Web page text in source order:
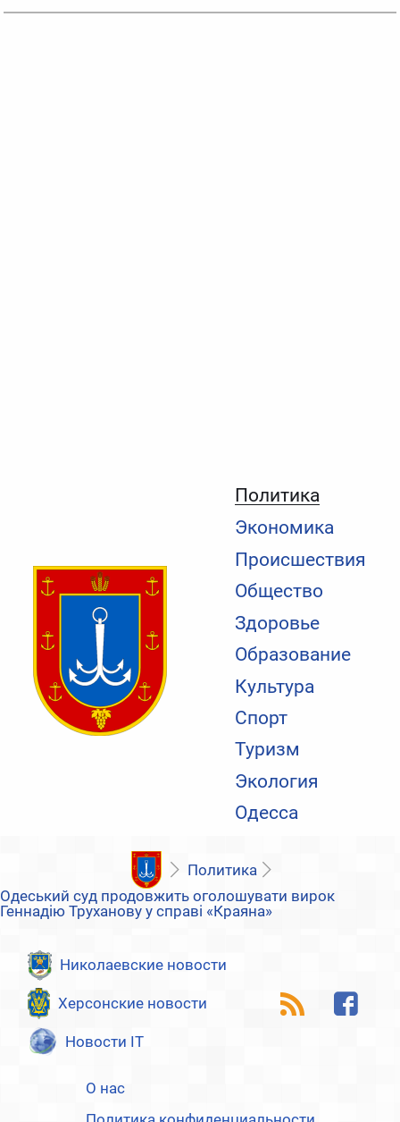
Политика
Экономика
Происшествия
Общество
Здоровье
Образование
Культура
Спорт
Туризм
Экология
Одесса
Политика
Одеський суд продовжить оголошувати вирок
Геннадію Труханову у справі «Краяна»
Николаевские новости
Херсонские новости
Новости IT
О нас